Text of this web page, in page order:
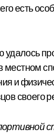
есть
удалось
местном
и
своего